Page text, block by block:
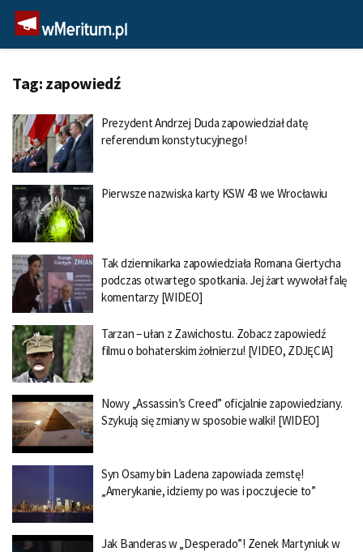
Tag: zapowiedź
Prezydent Andrzej Duda zapowiedział datę
referendum konstytucyjnego!
Pierwsze nazwiska karty KSW 43 we Wrocławiu
Tak dziennikarka zapowiedziała Romana Giertycha
podczas otwartego spotkania. Jej żart wywołał falę
komentarzy [WIDEO]
Tarzan – ułan z Zawichostu. Zobacz zapowiedź
filmu o bohaterskim żołnierzu! [VIDEO, ZDJĘCIA]
Nowy „Assassin’s Creed” oficjalnie zapowiedziany.
Szykują się zmiany w sposobie walki! [WIDEO]
Syn Osamy bin Ladena zapowiada zemstę!
„Amerykanie, idziemy po was i poczujecie to”
Jak Banderas w „Desperado”! Zenek Martyniuk w